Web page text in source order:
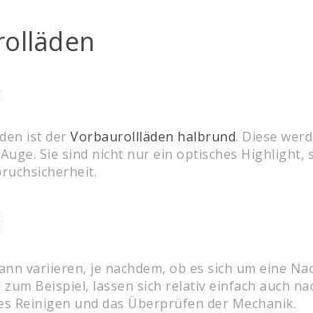
ist der Vorbaurollläden halbrund. Diese
Sie sind nicht nur ein optisches
variieren, je nachdem, ob es sich um eine
Beispiel, lassen sich relativ einfach auch
Reinigen und das Überprüfen der Mechanik.